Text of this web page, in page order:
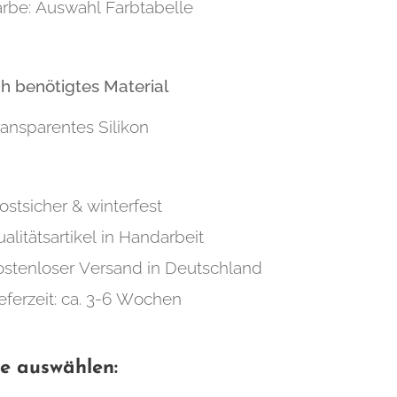
Auswahl Farbtabelle
benötigtes Material
Silikon
& winterfest
in Handarbeit
Versand in Deutschland
ca. 3-6 Wochen
auswählen: